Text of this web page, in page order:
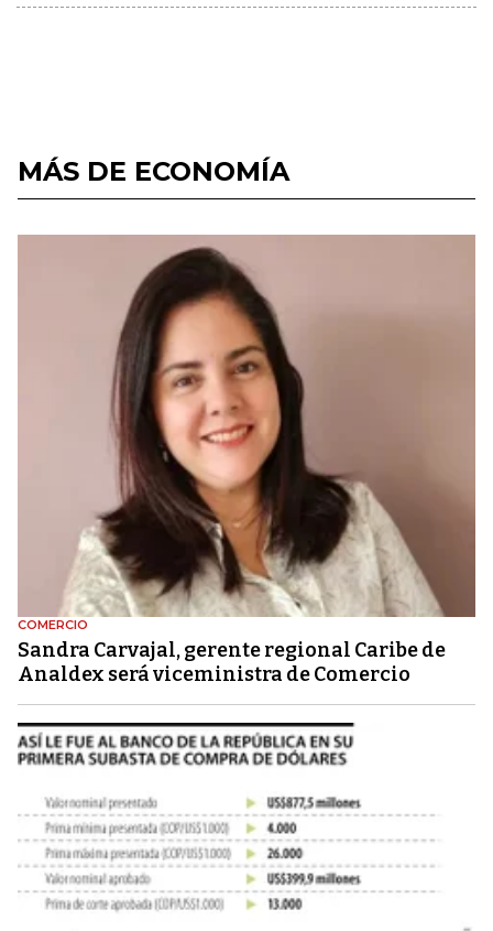
MÁS DE ECONOMÍA
COMERCIO
Sandra Carvajal, gerente regional Caribe de
Analdex será viceministra de Comercio